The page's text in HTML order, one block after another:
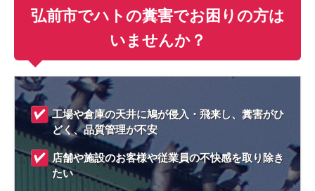
弘前市でハトの糞害でお困りの方は
いませんか？
工場や倉庫の天井に鳩が侵入・飛来し、糞害がひ
どく、品質管理が不安
店舗や施設のお客様や従業員の不快感を取り除き
たい